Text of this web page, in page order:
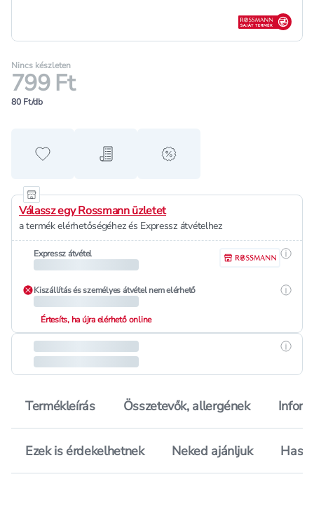
Rossmann
Nincs készleten
799 Ft
80 Ft/db
Hozzáadás a kedvencekhez
Hozzáadás a bevásárló listához
alert when on sale
Válassz egy Rossmann üzletet
a termék elérhetőségéhez és Expressz átvételhez
Expressz átvétel
Kiszállítás és személyes átvétel nem elérhető
Értesíts, ha újra elérhető online
Termékleírás Összetevők, allergének
Ezek is érdekelhetnek Neked ajánljuk